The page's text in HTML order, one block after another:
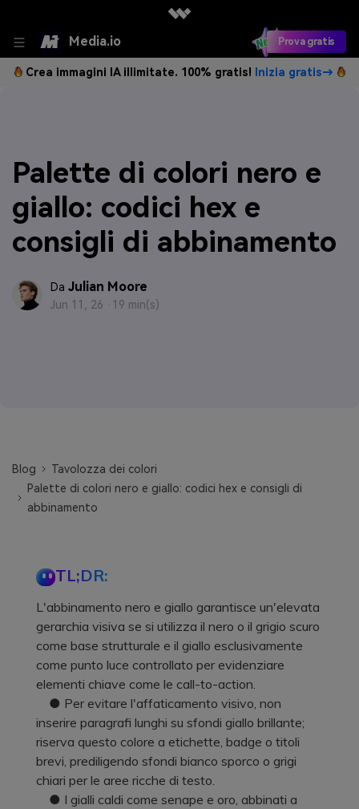
Media.io Prova gratis
Crea immagini IA illimitate. 100% gratis! Inizia gratis→
Palette di colori nero e
giallo: codici hex e
consigli di abbinamento
Da Julian Moore
Jun 11, 26 · 19 min(s)
Blog
Tavolozza dei colori
Palette di colori nero e giallo: codici hex e consigli di
abbinamento
TL;DR:
L'abbinamento nero e giallo garantisce un'elevata
gerarchia visiva se si utilizza il nero o il grigio scuro
come base strutturale e il giallo esclusivamente
come punto luce controllato per evidenziare
elementi chiave come le call-to-action.
● Per evitare l'affaticamento visivo, non
inserire paragrafi lunghi su sfondi giallo brillante;
riserva questo colore a etichette, badge o titoli
brevi, prediligendo sfondi bianco sporco o grigi
chiari per le aree ricche di testo.
● I gialli caldi come senape e oro, abbinati a